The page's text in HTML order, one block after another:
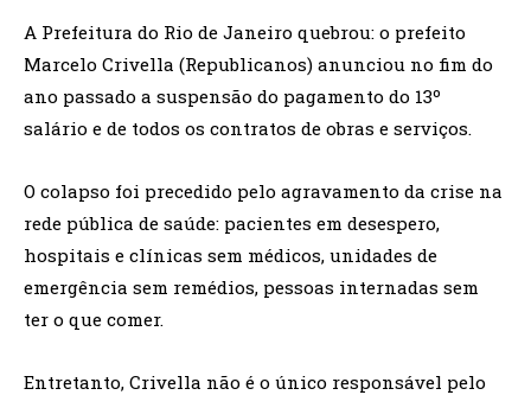
A Prefeitura do Rio de Janeiro quebrou: o prefeito
Marcelo Crivella (Republicanos) anunciou no fim do
ano passado a suspensão do pagamento do 13º
salário e de todos os contratos de obras e serviços.
O colapso foi precedido pelo agravamento da crise na
rede pública de saúde: pacientes em desespero,
hospitais e clínicas sem médicos, unidades de
emergência sem remédios, pessoas internadas sem
ter o que comer.
Entretanto, Crivella não é o único responsável pelo